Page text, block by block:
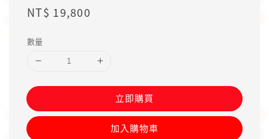
Regular
NT$ 19,800
數量
立即購買
加入購物車